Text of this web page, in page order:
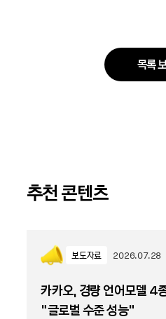
목록
추천 콘텐츠
보도자료 2026.07.28
카카오, 경량 언어모델 4
“글로벌 수준 성능”